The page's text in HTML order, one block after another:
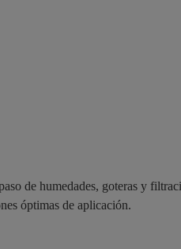
de humedades, goteras y
óptimas de aplicación.